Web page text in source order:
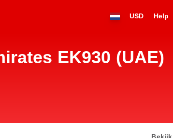
USD Help
EK930 (UAE)